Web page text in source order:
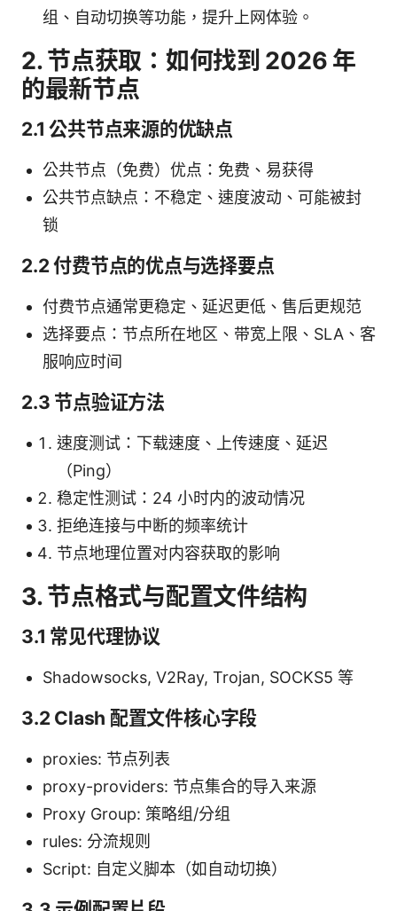
组、自动切换等功能，提升上网体验。
2. 节点获取：如何找到 2026 年
的最新节点
2.1 公共节点来源的优缺点
公共节点（免费）优点：免费、易获得
公共节点缺点：不稳定、速度波动、可能被封
锁
2.2 付费节点的优点与选择要点
付费节点通常更稳定、延迟更低、售后更规范
选择要点：节点所在地区、带宽上限、SLA、客
服响应时间
2.3 节点验证方法
速度测试：下载速度、上传速度、延迟
（Ping）
稳定性测试：24 小时内的波动情况
拒绝连接与中断的频率统计
节点地理位置对内容获取的影响
3. 节点格式与配置文件结构
3.1 常见代理协议
Shadowsocks, V2Ray, Trojan, SOCKS5 等
3.2 Clash 配置文件核心字段
proxies: 节点列表
proxy-providers: 节点集合的导入来源
Proxy Group: 策略组/分组
rules: 分流规则
Script: 自定义脚本（如自动切换）